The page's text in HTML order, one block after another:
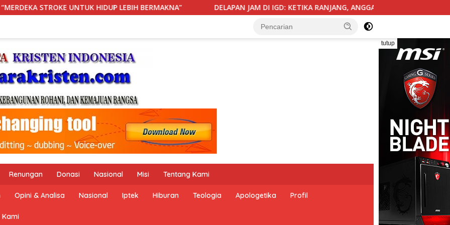
BERMAKNA” DELAPAN JAM DI IGD: KETIKA RANJANG, ANGGARAN, BIROKRASI, DAN EMPATI SAMA-SAMA MENIPIS
tutup
Renungan Donasi Nasional Misi Tentang Kami
Opini & Analisa Nasional Iptek Hiburan Teologia Apologetika Profil
Kami